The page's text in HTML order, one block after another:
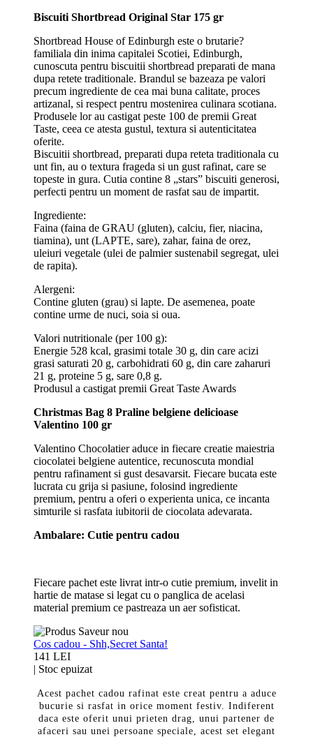
Biscuiti Shortbread Original Star 175 gr
Shortbread House of Edinburgh este o brutarie?
familiala din inima capitalei Scotiei, Edinburgh,
cunoscuta pentru biscuitii shortbread preparati de mana
dupa retete traditionale. Brandul se bazeaza pe valori
precum ingrediente de cea mai buna calitate, proces
artizanal, si respect pentru mostenirea culinara scotiana.
Produsele lor au castigat peste 100 de premii Great
Taste, ceea ce atesta gustul, textura si autenticitatea
oferite.
Biscuitii shortbread, preparati dupa reteta traditionala cu
unt fin, au o textura frageda si un gust rafinat, care se
topeste in gura. Cutia contine 8 „stars” biscuiti generosi,
perfecti pentru un moment de rasfat sau de impartit.
Ingrediente:
Faina (faina de GRAU (gluten), calciu, fier, niacina,
tiamina), unt (LAPTE, sare), zahar, faina de orez,
uleiuri vegetale (ulei de palmier sustenabil segregat, ulei
de rapita).
Alergeni:
Contine gluten (grau) si lapte. De asemenea, poate
contine urme de nuci, soia si oua.
Valori nutritionale (per 100 g):
Energie 528 kcal, grasimi totale 30 g, din care acizi
grasi saturati 20 g, carbohidrati 60 g, din care zaharuri
21 g, proteine 5 g, sare 0,8 g.
Produsul a castigat premii Great Taste Awards
Christmas Bag 8 Praline belgiene delicioase
Valentino 100 gr
Valentino Chocolatier aduce in fiecare creatie maiestria
ciocolatei belgiene autentice, recunoscuta mondial
pentru rafinament si gust desavarsit. Fiecare bucata este
lucrata cu grija si pasiune, folosind ingrediente
premium, pentru a oferi o experienta unica, ce incanta
simturile si rasfata iubitorii de ciocolata adevarata.
Ambalare: Cutie pentru cadou
Fiecare pachet este livrat intr-o cutie premium, invelit in
hartie de matase si legat cu o panglica de acelasi
material premium ce pastreaza un aer sofisticat.
Cos cadou - Shh,Secret Santa!
141 LEI
| Stoc epuizat
Acest pachet cadou rafinat este creat pentru a aduce
bucurie si rasfat in orice moment festiv. Indiferent
daca este oferit unui prieten drag, unui partener de
afaceri sau unei persoane speciale, acest set elegant